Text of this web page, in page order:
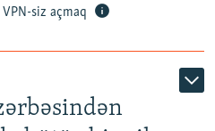
VPN-siz açmaq